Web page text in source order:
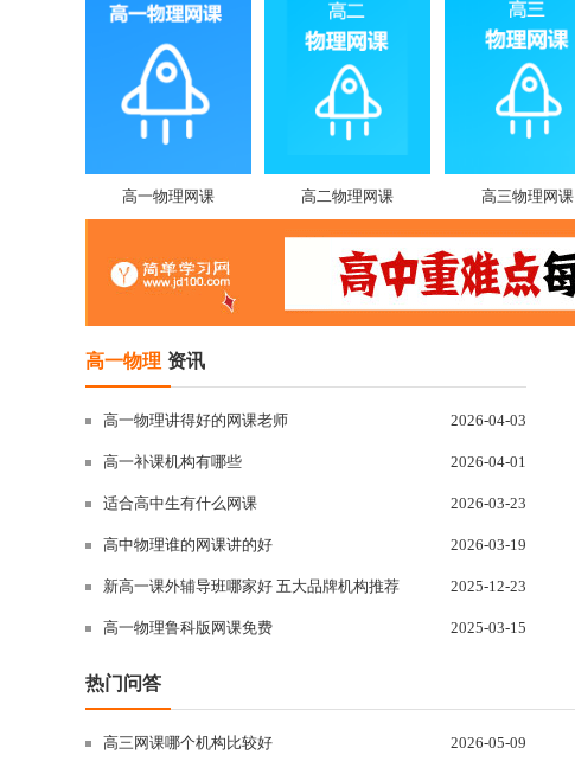
高一物理网课 高二物理网课 高三物理网课
高一物理 资讯
高一物理讲得好的网课老师 2026-04-03
高一补课机构有哪些 2026-04-01
适合高中生有什么网课 2026-03-23
高中物理谁的网课讲的好 2026-03-19
新高一课外辅导班哪家好 五大品牌机构推荐 2025-12-23
高一物理鲁科版网课免费 2025-03-15
热门问答
高三网课哪个机构比较好 2026-05-09